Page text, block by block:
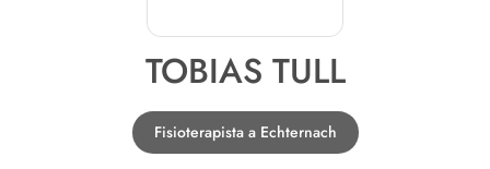
TOBIAS TULL
Fisioterapista a Echternach